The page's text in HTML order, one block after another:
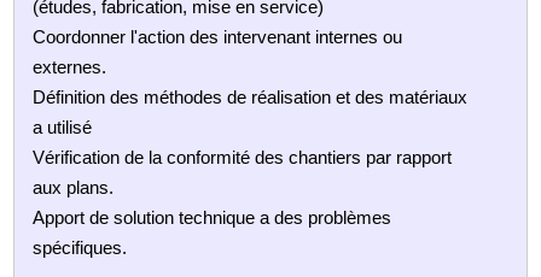
(études, fabrication, mise en service)
Coordonner l'action des intervenant internes ou
externes.
Définition des méthodes de réalisation et des matériaux
a utilisé
Vérification de la conformité des chantiers par rapport
aux plans.
Apport de solution technique a des problèmes
spécifiques.